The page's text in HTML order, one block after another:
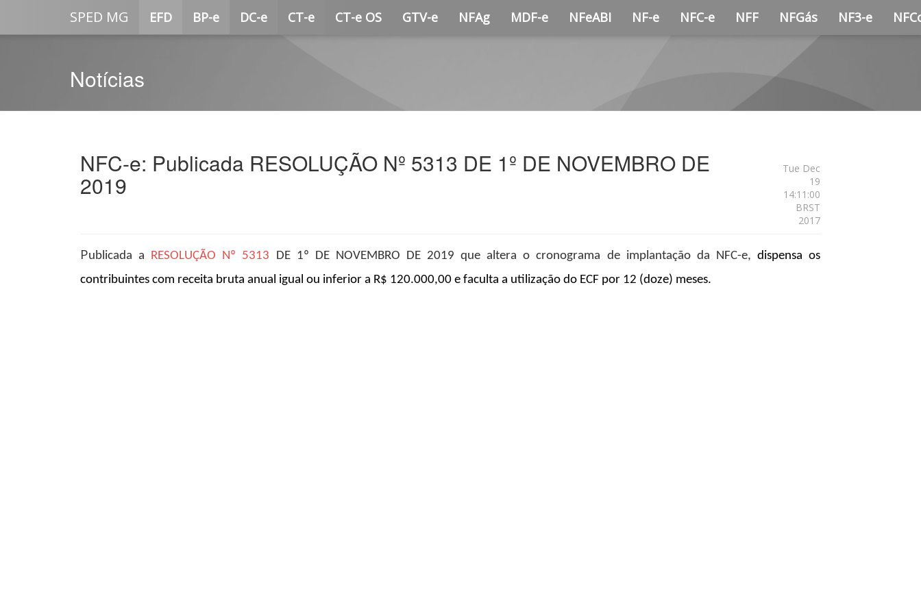
SPED MG EFD BP-e DC-e CT-e CT-e OS GTV-e NFAg MDF-e NFeABI NF-e NFC-e NFF NFGás NF3-e
Notícias
NFC-e: Publicada RESOLUÇÃO Nº 5313 DE 1º DE NOVEMBRO DE
2019
Tue Dec
19
14:11:00
BRST
2017
Publicada a RESOLUÇÃO Nº 5313 DE 1º DE NOVEMBRO DE 2019 que altera o cronograma de implantação da NFC-e, dispensa os
contribuintes com receita bruta anual igual ou inferior a R$ 120.000,00 e faculta a utilização do ECF por 12 (doze) meses.